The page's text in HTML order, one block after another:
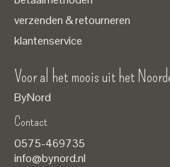
verzenden & retourneren
klantenservice
Voor al het moois uit het
ByNord
Contact
0575-469735
info@bynord.nl